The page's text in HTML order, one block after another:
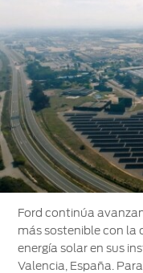
Mis
Ford
Garantía
Manual
del
Propietario
SYNC®-
Ford
Posventa
Programa
Ford
Assistance
Repuestos
y
Accesorios
Accesorios
Repuestos
Originales
sesión
Crea
tu
cuenta
Mi
cuenta
contraseña
Ford continúa
más sostenible con la
energía solar en sus
Valencia, España.